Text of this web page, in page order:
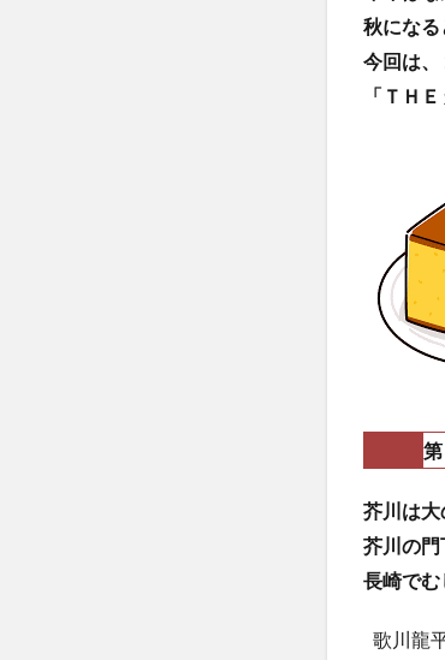
秋になる
今回は
「ＴＨ
芥川は大
芥川の
長崎でむ
歌川龍